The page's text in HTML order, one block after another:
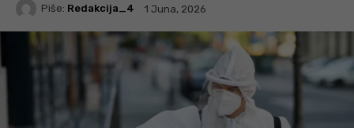
Piše: Redakcija_4 1 Juna, 2026